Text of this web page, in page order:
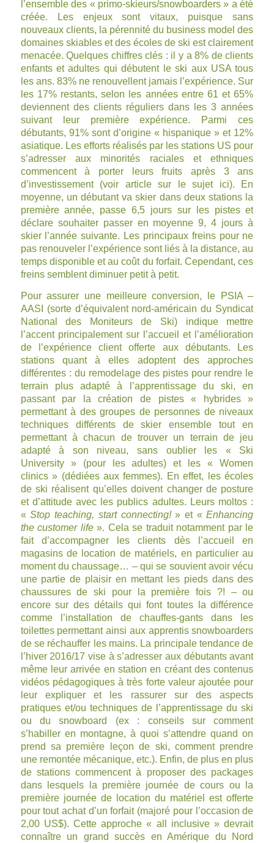
l’ensemble des « primo-skieurs/snowboarders » a été
créée. Les enjeux sont vitaux, puisque sans
nouveaux clients, la pérennité du business model des
domaines skiables et des écoles de ski est clairement
menacée. Quelques chiffres clés : il y a 8% de clients
enfants et adultes qui débutent le ski aux USA tous
les ans. 83% ne renouvellent jamais l’expérience. Sur
les 17% restants, selon les années entre 61 et 65%
deviennent des clients réguliers dans les 3 années
suivant leur première expérience. Parmi ces
débutants, 91% sont d’origine « hispanique » et 12%
asiatique. Les efforts réalisés par les stations US pour
s’adresser aux minorités raciales et ethniques
commencent à porter leurs fruits après 3 ans
d’investissement (voir article sur le sujet ici). En
moyenne, un débutant va skier dans deux stations la
première année, passe 6,5 jours sur les pistes et
déclare souhaiter passer en moyenne 9, 4 jours à
skier l’année suivante. Les principaux freins pour ne
pas renouveler l’expérience sont liés à la distance, au
temps disponible et au coût du forfait. Cependant, ces
freins semblent diminuer petit à petit.
Pour assurer une meilleure conversion, le PSIA –
AASI (sorte d’équivalent nord-américain du Syndicat
National des Moniteurs de Ski) indique mettre
l’accent principalement sur l’accueil et l’amélioration
de l’expérience client offerte aux débutants. Les
stations quant à elles adoptent des approches
différentes : du remodelage des pistes pour rendre le
terrain plus adapté à l’apprentissage du ski, en
passant par la création de pistes « hybrides »
permettant à des groupes de personnes de niveaux
techniques différents de skier ensemble tout en
permettant à chacun de trouver un terrain de jeu
adapté à son niveau, sans oublier les « Ski
University » (pour les adultes) et les « Women
clinics » (dédiées aux femmes). En effet, les écoles
de ski réalisent qu’elles doivent changer de posture
et d’attitude avec les publics adultes. Leurs moltos :
«Stop teaching, start connecting!» et «Enhancing
the customer life». Cela se traduit notamment par le
fait d’accompagner les clients dès l’accueil en
magasins de location de matériels, en particulier au
moment du chaussage… – qui se souvient avoir vécu
une partie de plaisir en mettant les pieds dans des
chaussures de ski pour la première fois ?! – ou
encore sur des détails qui font toutes la différence
comme l’installation de chauffes-gants dans les
toilettes permettant ainsi aux apprentis snowboarders
de se réchauffer les mains. La principale tendance de
l’hiver 2016/17 vise à s’adresser aux débutants avant
même leur arrivée en station en créant des contenus
vidéos pédagogiques à très forte valeur ajoutée pour
leur expliquer et les rassurer sur des aspects
pratiques et/ou techniques de l’apprentissage du ski
ou du snowboard (ex : conseils sur comment
s’habiller en montagne, à quoi s’attendre quand on
prend sa première leçon de ski, comment prendre
une remontée mécanique, etc.). Enfin, de plus en plus
de stations commencent à proposer des packages
dans lesquels la première journée de cours ou la
première journée de location du matériel est offerte
pour tout achat d’un forfait (majoré pour l’occasion de
2,00 US$). Cette approche « all inclusive » devrait
connaître un grand succès en Amérique du Nord